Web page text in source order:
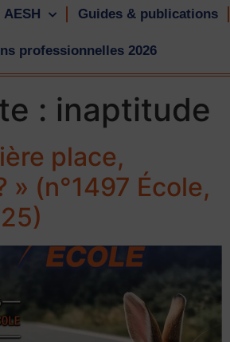
AESH Guides & publications
professionnelles 2026
: inaptitude
place,
» (n°1497 École,